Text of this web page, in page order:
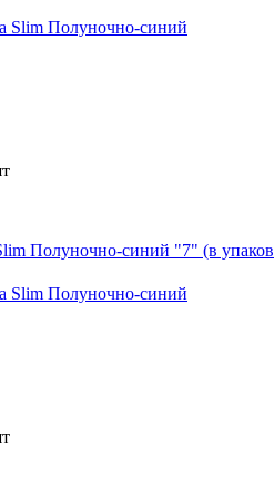
Полуночно-синий "7" (в